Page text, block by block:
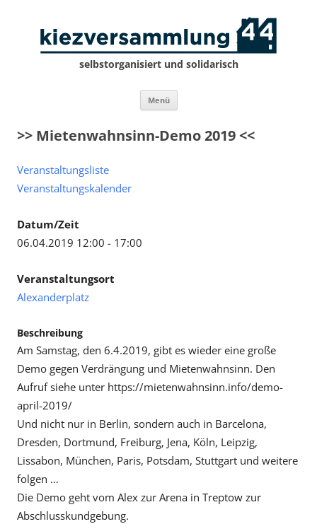
selbstorganisiert und solidarisch
Menü Zum
springen
>> Mietenwahnsinn-Demo 2019 <<
Veranstaltungsliste
Veranstaltungskalender
Datum/Zeit
06.04.2019 12:00 - 17:00
Veranstaltungsort
Alexanderplatz
Beschreibung
Am Samstag, den 6.4.2019, gibt es wieder eine große
Demo gegen Verdrängung und Mietenwahnsinn. Den
Aufruf siehe unter https://mietenwahnsinn.info/demo-
april-2019/
Und nicht nur in Berlin, sondern auch in Barcelona,
Dresden, Dortmund, Freiburg, Jena, Köln, Leipzig,
Lissabon, München, Paris, Potsdam, Stuttgart und weitere
folgen …
Die Demo geht vom Alex zur Arena in Treptow zur
Abschlusskundgebung.